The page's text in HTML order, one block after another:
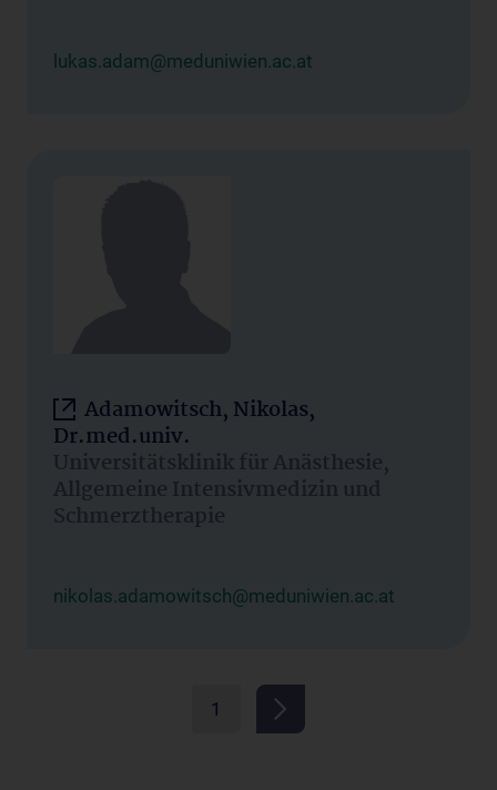
lukas.adam@meduniwien.ac.at
Adamowitsch, Nikolas,
Dr.med.univ.
Universitätsklinik für Anästhesie,
Allgemeine Intensivmedizin und
Schmerztherapie
nikolas.adamowitsch@meduniwien.ac.at
1